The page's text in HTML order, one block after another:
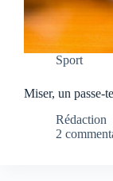
Sport
Miser, un passe-
Rédaction
2